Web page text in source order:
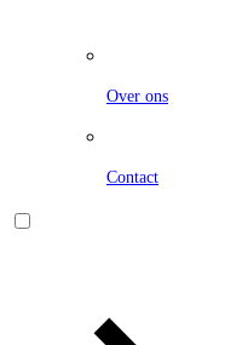
Over ons
Contact